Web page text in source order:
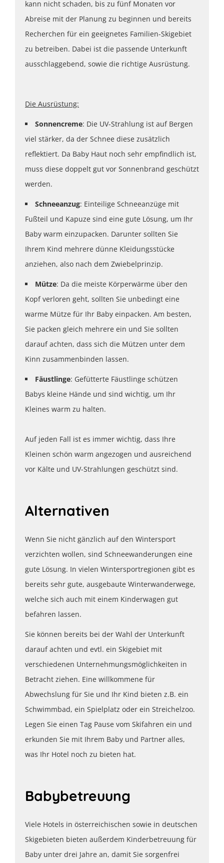
kann nicht schaden, bis zu fünf Monaten vor
Abreise mit der Planung zu beginnen und bereits
Recherchen für ein geeignetes Familien-Skigebiet
zu betreiben. Dabei ist die passende Unterkunft
ausschlaggebend, sowie die richtige Ausrüstung.
Die Ausrüstung:
Sonnencreme: Die UV-Strahlung ist auf Bergen
viel stärker, da der Schnee diese zusätzlich
reflektiert. Da Baby Haut noch sehr empfindlich ist,
muss diese doppelt gut vor Sonnenbrand geschützt
werden.
Schneeanzug: Einteilige Schneeanzüge mit
Fußteil und Kapuze sind eine gute Lösung, um Ihr
Baby warm einzupacken. Darunter sollten Sie
Ihrem Kind mehrere dünne Kleidungsstücke
anziehen, also nach dem Zwiebelprinzip.
Mütze: Da die meiste Körperwärme über den
Kopf verloren geht, sollten Sie unbedingt eine
warme Mütze für Ihr Baby einpacken. Am besten,
Sie packen gleich mehrere ein und Sie sollten
darauf achten, dass sich die Mützen unter dem
Kinn zusammenbinden lassen.
Fäustlinge: Gefütterte Fäustlinge schützen
Babys kleine Hände und sind wichtig, um Ihr
Kleines warm zu halten.
Auf jeden Fall ist es immer wichtig, dass Ihre
Kleinen schön warm angezogen und ausreichend
vor Kälte und UV-Strahlungen geschützt sind.
Alternativen
Wenn Sie nicht gänzlich auf den Wintersport
verzichten wollen, sind Schneewanderungen eine
gute Lösung. In vielen Wintersportregionen gibt es
bereits sehr gute, ausgebaute Winterwanderwege,
welche sich auch mit einem Kinderwagen gut
befahren lassen.
Sie können bereits bei der Wahl der Unterkunft
darauf achten und evtl. ein Skigebiet mit
verschiedenen Unternehmungsmöglichkeiten in
Betracht ziehen. Eine willkommene für
Abwechslung für Sie und Ihr Kind bieten z.B. ein
Schwimmbad, ein Spielplatz oder ein Streichelzoo.
Legen Sie einen Tag Pause vom Skifahren ein und
erkunden Sie mit Ihrem Baby und Partner alles,
was Ihr Hotel noch zu bieten hat.
Babybetreuung
Viele Hotels in österreichischen sowie in deutschen
Skigebieten bieten außerdem Kinderbetreuung für
Baby unter drei Jahre an, damit Sie sorgenfrei